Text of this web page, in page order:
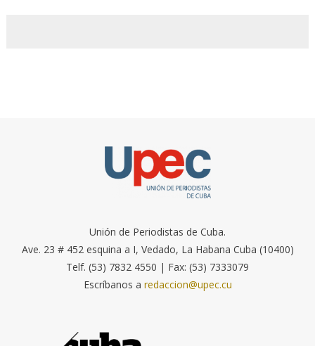
Unión de Periodistas de Cuba.
Ave. 23 # 452 esquina a I, Vedado, La Habana Cuba (10400)
Telf. (53) 7832 4550 | Fax: (53) 7333079
Escríbanos a redaccion@upec.cu